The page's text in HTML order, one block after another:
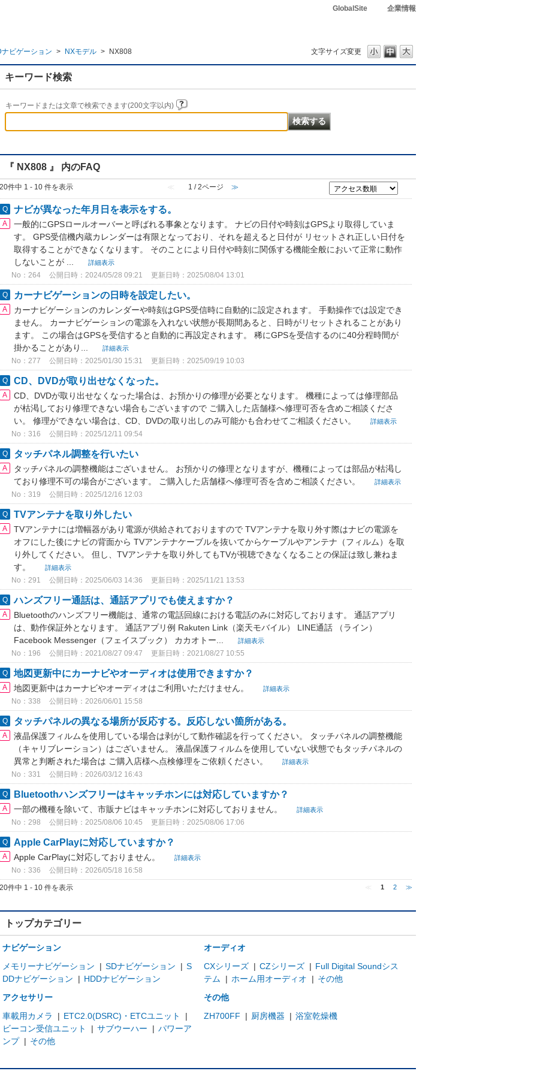
GlobalSite 企業情報
文字サイズ変更
ビゲーション > NXモデル > NX808
キーワード検索
キーワードまたは文章で検索できます(200文字以内)
『 NX808 』 内のFAQ
20件中 1 - 10 件を表示 ≪ 1 / 2ページ ≫
ナビが異なった年月日を表示をする。
一般的にGPSロールオーバーと呼ばれる事象となります。 ナビの日付や時刻はGPSより取得していま
す。 GPS受信機内蔵カレンダーは有限となっており、それを超えると日付が リセットされ正しい日付を
取得することができなくなります。 そのことにより日付や時刻に関係する機能全般において正常に動作
しないことが ...
詳細表示
No：264 公開日時：2024/05/28 09:21 更新日時：2025/08/04 13:01
カーナビゲーションの日時を設定したい。
カーナビゲーションのカレンダーや時刻はGPS受信時に自動的に設定されます。 手動操作では設定でき
ません。 カーナビゲーションの電源を入れない状態が長期間あると、日時がリセットされることがあり
ます。 この場合はGPSを受信すると自動的に再設定されます。 稀にGPSを受信するのに40分程時間が
掛かることがあり...
詳細表示
No：277 公開日時：2025/01/30 15:31 更新日時：2025/09/19 10:03
CD、DVDが取り出せなくなった。
CD、DVDが取り出せなくなった場合は、お預かりの修理が必要となります。 機種によっては修理部品
が枯渇しており修理できない場合もございますので ご購入した店舗様へ修理可否を含めご相談くださ
い。 修理ができない場合は、CD、DVDの取り出しのみ可能かも合わせてご相談ください。
詳細表示
No：316 公開日時：2025/12/11 09:54
タッチパネル調整を行いたい
タッチパネルの調整機能はございません。 お預かりの修理となりますが、機種によっては部品が枯渇し
ており修理不可の場合がございます。 ご購入した店舗様へ修理可否を含めご相談ください。
詳細表示
No：319 公開日時：2025/12/16 12:03
TVアンテナを取り外したい
TVアンテナには増幅器があり電源が供給されておりますので TVアンテナを取り外す際はナビの電源を
オフにした後にナビの背面から TVアンテナケーブルを抜いてからケーブルやアンテナ（フィルム）を取
り外してください。 但し、TVアンテナを取り外してもTVが視聴できなくなることの保証は致し兼ねま
す。
詳細表示
No：291 公開日時：2025/06/03 14:36 更新日時：2025/11/21 13:53
ハンズフリー通話は、通話アプリでも使えますか？
Bluetoothのハンズフリー機能は、通常の電話回線における電話のみに対応しております。 通話アプリ
は、動作保証外となります。 通話アプリ例 Rakuten Link（楽天モバイル） LINE通話 （ライン）
Facebook Messenger（フェイスブック） カカオトー...
詳細表示
No：196 公開日時：2021/08/27 09:47 更新日時：2021/08/27 10:55
地図更新中にカーナビやオーディオは使用できますか？
地図更新中はカーナビやオーディオはご利用いただけません。 詳細表示
No：338 公開日時：2026/06/01 15:58
タッチパネルの異なる場所が反応する。反応しない箇所がある。
液晶保護フィルムを使用している場合は剥がして動作確認を行ってください。 タッチパネルの調整機能
（キャリブレーション）はございません。 液晶保護フィルムを使用していない状態でもタッチパネルの
異常と判断された場合は ご購入店様へ点検修理をご依頼ください。
詳細表示
No：331 公開日時：2026/03/12 16:43
Bluetoothハンズフリーはキャッチホンには対応していますか？
一部の機種を除いて、市販ナビはキャッチホンに対応しておりません。 詳細表示
No：298 公開日時：2025/08/06 10:45 更新日時：2025/08/06 17:06
Apple CarPlayに対応していますか？
Apple CarPlayに対応しておりません。 詳細表示
No：336 公開日時：2026/05/18 16:58
20件中 1 - 10 件を表示 1 2 ≫
トップカテゴリー
ナビゲーション
メモリーナビゲーション
| SDナビゲーション | S
DDナビゲーション
| HDDナビゲーション
オーディオ
CXシリーズ | CZシリーズ | Full Digital Soundシス
テム
| ホーム用オーディオ | その他
アクセサリー
車載用カメラ
| ETC2.0(DSRC)・ETCユニット
|
ビーコン受信ユニット
| サブウーハー | パワーア
ンプ | その他
その他
ZH700FF
| 厨房機器 | 浴室乾燥機